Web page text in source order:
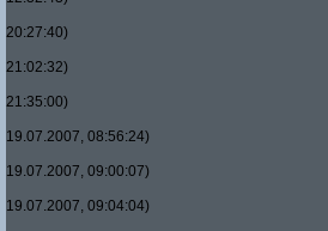
20:27:40)
21:02:32)
21:35:00)
19.07.2007, 08:56:24)
19.07.2007, 09:00:07)
19.07.2007, 09:04:04)